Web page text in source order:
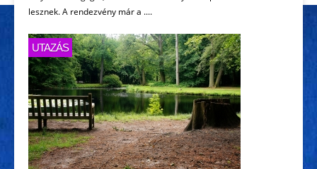
lesznek. A rendezvény már a ....
UTAZÁS